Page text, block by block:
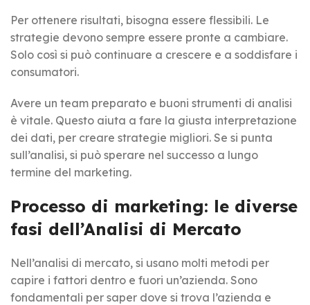
Per ottenere risultati, bisogna essere flessibili. Le
strategie devono sempre essere pronte a cambiare.
Solo così si può continuare a crescere e a soddisfare i
consumatori.
Avere un team preparato e buoni strumenti di analisi
è vitale. Questo aiuta a fare la giusta interpretazione
dei dati, per creare strategie migliori. Se si punta
sull’analisi, si può sperare nel successo a lungo
termine del marketing.
Processo di marketing: le diverse
fasi dell’Analisi di Mercato
Nell’analisi di mercato, si usano molti metodi per
capire i fattori dentro e fuori un’azienda. Sono
fondamentali per saper dove si trova l’azienda e